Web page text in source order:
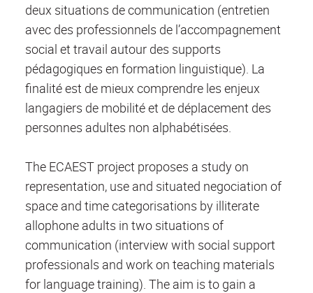
deux situations de communication (entretien
avec des professionnels de l’accompagnement
social et travail autour des supports
pédagogiques en formation linguistique). La
finalité est de mieux comprendre les enjeux
langagiers de mobilité et de déplacement des
personnes adultes non alphabétisées.
The ECAEST project proposes a study on
representation, use and situated negociation of
space and time categorisations by illiterate
allophone adults in two situations of
communication (interview with social support
professionals and work on teaching materials
for language training). The aim is to gain a